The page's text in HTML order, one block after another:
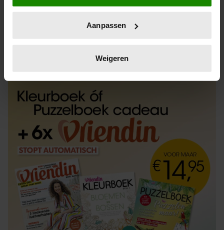
locatie, die tot een paar meter nauwkeurig kan zijn
scannen op specifieke eigenschappen (fingerprinting)
verwerkt en stel uw voorkeuren in het
intrekken in de Cookieverklaring.
We gebruiken cookies om content en advertenties te
personaliseren, om functies voor social media te bieden
en om ons websiteverkeer te analyseren. Ook delen we
informatie over uw gebruik van onze site met onze
partners voor social media, adverteren en analyse. Deze
partners kunnen deze gegevens combineren met andere
informatie die u aan ze heeft verstrekt of die ze hebben
verzameld op basis van uw gebruik van hun services. U
gaat akkoord met onze cookies als u onze website blijft
gebruiken.
Aanpassen
Weigeren